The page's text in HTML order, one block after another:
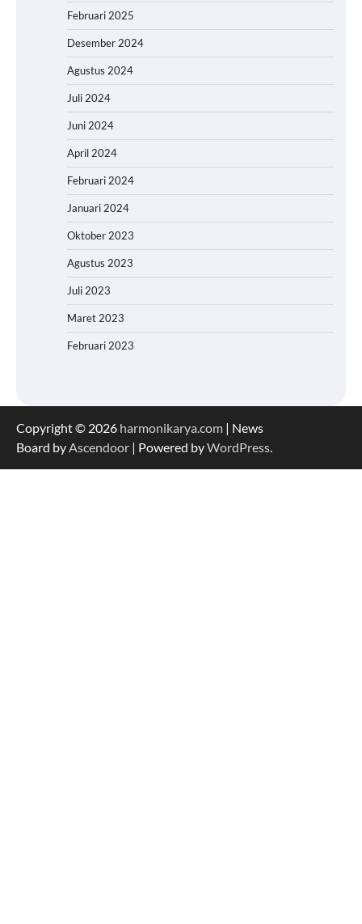
Februari 2025
Desember 2024
Agustus 2024
Juli 2024
Juni 2024
April 2024
Februari 2024
Januari 2024
Oktober 2023
Agustus 2023
Juli 2023
Maret 2023
Februari 2023
Copyright © 2026 harmonikarya.com | News
Board by Ascendoor | Powered byWordPress